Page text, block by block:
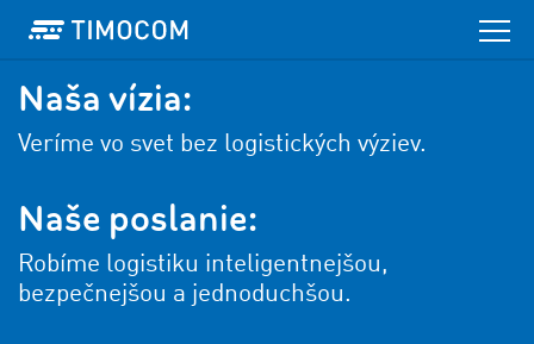
Naša vízia:
Veríme vo svet bez logistických výziev.
Naše poslanie:
Robíme logistiku inteligentnejšou,
bezpečnejšou a jednoduchšou.